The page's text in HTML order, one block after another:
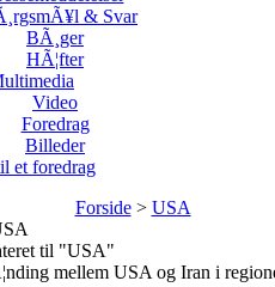
& Svar
BÃ¸ger
HÃ¦fter
Video
Foredrag
Billeder
et foredrag
Forside> USA
til "USA"
mellem USA og Iran i